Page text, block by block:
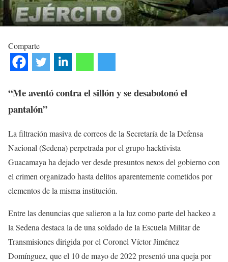
Comparte
“Me aventó contra el sillón y se desabotonó el
pantalón”
La filtración masiva de correos de la Secretaría de la Defensa
Nacional (Sedena) perpetrada por el grupo hacktivista
Guacamaya ha dejado ver desde presuntos nexos del gobierno con
el crimen organizado hasta delitos aparentemente cometidos por
elementos de la misma institución.
Entre las denuncias que salieron a la luz como parte del hackeo a
la Sedena destaca la de una soldado de la Escuela Militar de
Transmisiones dirigida por el Coronel Víctor Jiménez
Domínguez, que el 10 de mayo de 2022 presentó una queja por